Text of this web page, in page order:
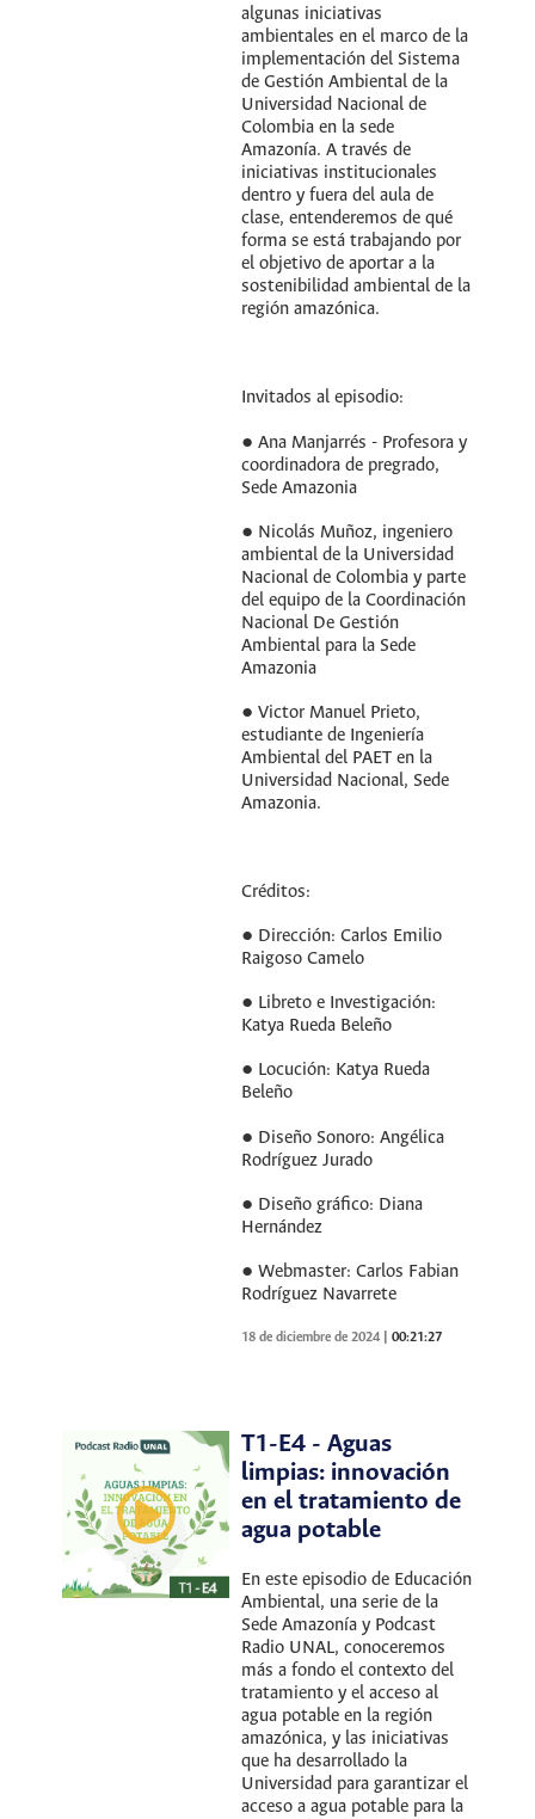
algunas iniciativas
ambientales en el marco de la
implementación del Sistema
de Gestión Ambiental de la
Universidad Nacional de
Colombia en la sede
Amazonía. A través de
iniciativas institucionales
dentro y fuera del aula de
clase, entenderemos de qué
forma se está trabajando por
el objetivo de aportar a la
sostenibilidad ambiental de la
región amazónica.
Invitados al episodio:
● Ana Manjarrés - Profesora y
coordinadora de pregrado,
Sede Amazonia
● Nicolás Muñoz, ingeniero
ambiental de la Universidad
Nacional de Colombia y parte
del equipo de la Coordinación
Nacional De Gestión
Ambiental para la Sede
Amazonia
● Victor Manuel Prieto,
estudiante de Ingeniería
Ambiental del PAET en la
Universidad Nacional, Sede
Amazonia.
Créditos:
● Dirección: Carlos Emilio
Raigoso Camelo
● Libreto e Investigación:
Katya Rueda Beleño
● Locución: Katya Rueda
Beleño
● Diseño Sonoro: Angélica
Rodríguez Jurado
● Diseño gráfico: Diana
Hernández
● Webmaster: Carlos Fabian
Rodríguez Navarrete
18 de diciembre de 2024 |00:21:27
T1-E4 - Aguas
limpias: innovación
en el tratamiento de
agua potable
En este episodio de Educación
Ambiental, una serie de la
Sede Amazonía y Podcast
Radio UNAL, conoceremos
más a fondo el contexto del
tratamiento y el acceso al
agua potable en la región
amazónica, y las iniciativas
que ha desarrollado la
Universidad para garantizar el
acceso a agua potable para la